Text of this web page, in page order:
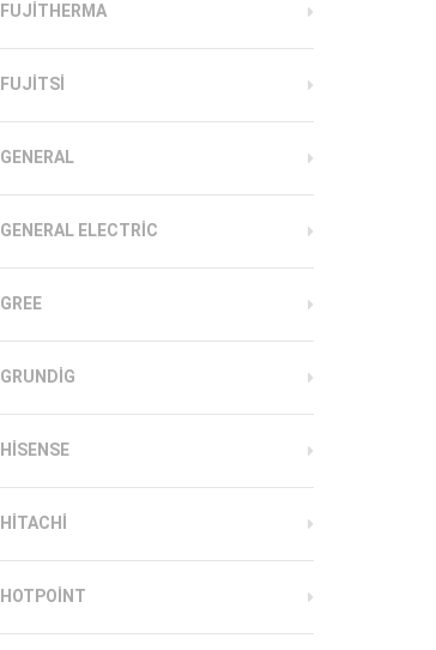
FUJITHERMA
FUJITSI
GENERAL
GENERAL ELECTRIC
GREE
GRUNDIG
HISENSE
HITACHI
HOTPOINT